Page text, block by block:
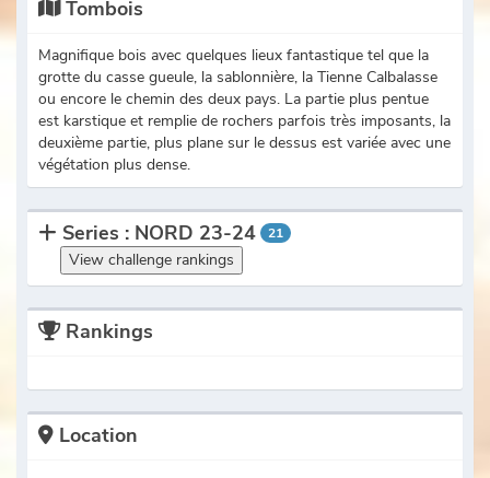
Tombois
Magnifique bois avec quelques lieux fantastique tel que la
grotte du casse gueule, la sablonnière, la Tienne Calbalasse
ou encore le chemin des deux pays. La partie plus pentue
est karstique et remplie de rochers parfois très imposants, la
deuxième partie, plus plane sur le dessus est variée avec une
végétation plus dense.
Series : NORD 23-24 21
View challenge rankings
Rankings
Location